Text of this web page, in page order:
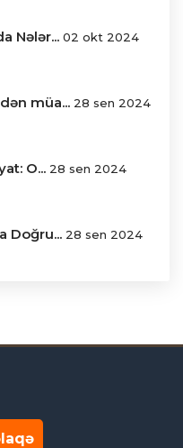
Nələr... 02 okt 2024
müa... 28 sen 2024
O... 28 sen 2024
Doğru... 28 sen 2024